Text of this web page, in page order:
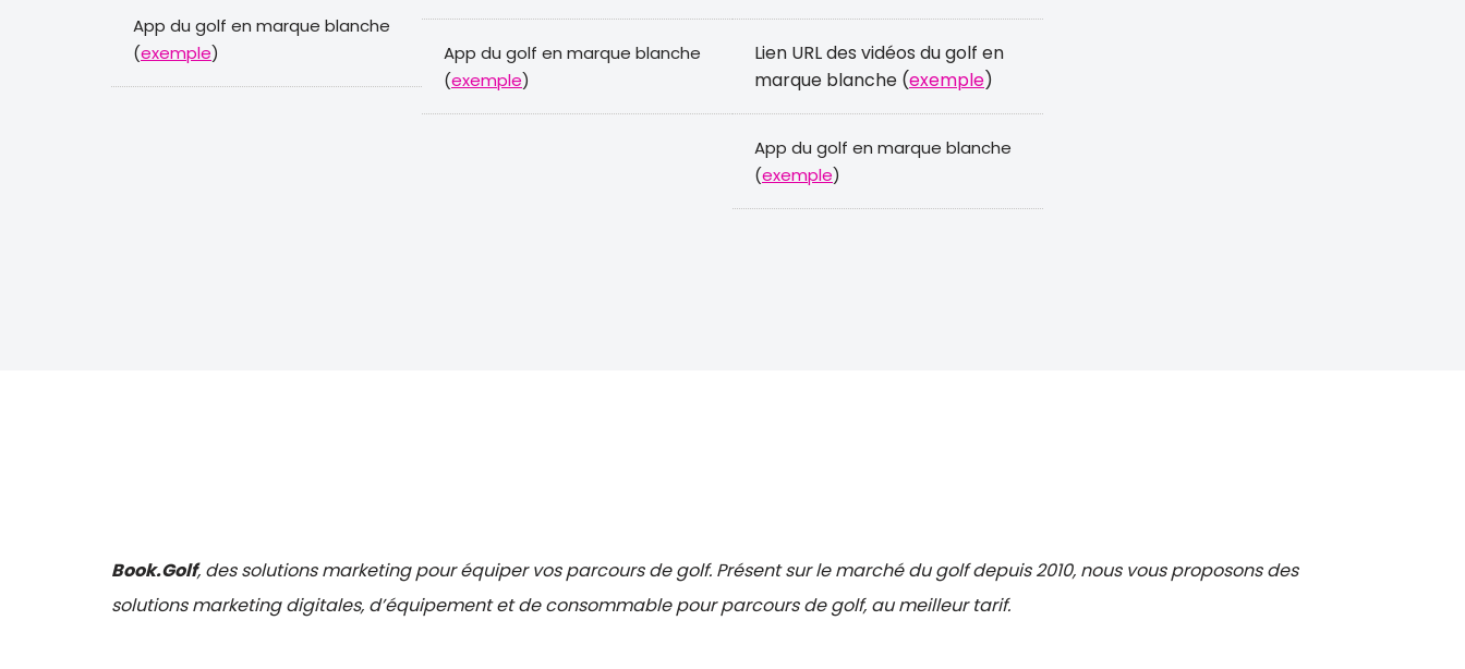
App du golf en marque blanche
(exemple)
App du golf en marque blanche
(exemple)
Lien URL des vidéos du golf en
marque blanche (exemple)
App du golf en marque blanche
(exemple)
Book.Golf, des solutions marketing pour équiper vos parcours de golf. Présent sur le marché du golf depuis 2010, nous vous proposons des
solutions marketing digitales, d’équipement et de consommable pour parcours de golf, au meilleur tarif.